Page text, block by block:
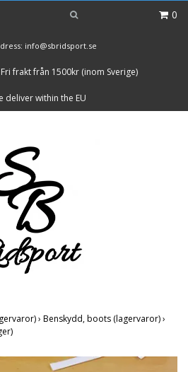
0
info@sbridsport.se
frakt från 1500kr (inom Sverige)
deliver within the EU
› Benskydd, boots (lagervaror)›